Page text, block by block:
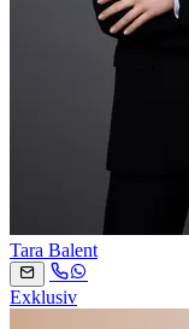
Tara Balent
Exklusiv